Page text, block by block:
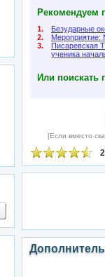
Рекомендуем
1.
Безударные
2.
Мероприятие:
3.
Писаревская
ученика
Или поискать
[Если вместо